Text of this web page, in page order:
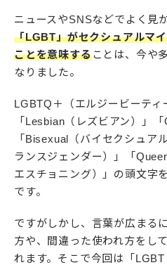
ニュースやSNSなどでよく見
「LGBT」がセクシュアルマ
ことを意味することは、今や
なりました。
LGBTQ＋（エルジービーティ
「Lesbian（レズビアン）」「
「Bisexual（バイセクシュア
ランスジェンダー）」「
エスチョニング）」の頭文字
です。
ですがしかし、言葉が広まる
方や、間違った使われ方をし
れます。そこで今回は「